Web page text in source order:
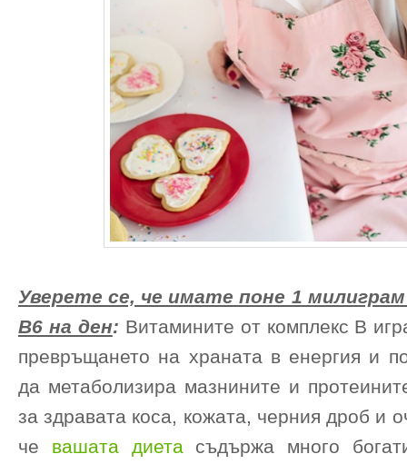
Уверете се, че имате поне 1
В6 на ден: Витамините от комплекс В
превръщането на храната в енергия и
да метаболизира мазнините и
за здравата коса, кожата, черния дроб и
че вашата диетасъдържа много